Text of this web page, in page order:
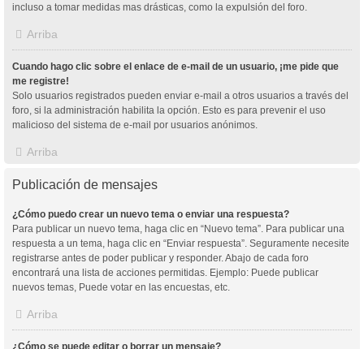
incluso a tomar medidas mas drásticas, como la expulsión del foro.
Arriba
Cuando hago clic sobre el enlace de e-mail de un usuario, ¡me pide que
me registre!
Solo usuarios registrados pueden enviar e-mail a otros usuarios a través del
foro, si la administración habilita la opción. Esto es para prevenir el uso
malicioso del sistema de e-mail por usuarios anónimos.
Arriba
Publicación de mensajes
¿Cómo puedo crear un nuevo tema o enviar una respuesta?
Para publicar un nuevo tema, haga clic en “Nuevo tema”. Para publicar una
respuesta a un tema, haga clic en “Enviar respuesta”. Seguramente necesite
registrarse antes de poder publicar y responder. Abajo de cada foro
encontrará una lista de acciones permitidas. Ejemplo: Puede publicar
nuevos temas, Puede votar en las encuestas, etc.
Arriba
¿Cómo se puede editar o borrar un mensaje?